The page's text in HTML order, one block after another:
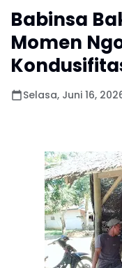
Babinsa
Momen
Selasa, Juni 16,